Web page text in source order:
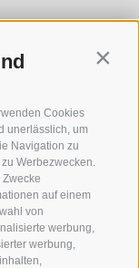
Cookies
unerlässlich, um
Navigation zu
Werbezwecken.
auf einem
von
werbung,
werbung,